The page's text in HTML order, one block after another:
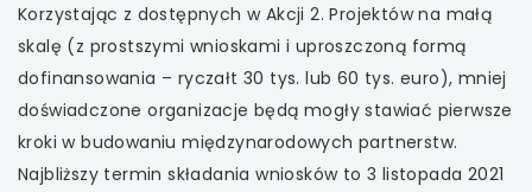
Korzystając z dostępnych w Akcji 2. Projektów na małą
skalę (z prostszymi wnioskami i uproszczoną formą
dofinansowania – ryczałt 30 tys. lub 60 tys. euro), mniej
doświadczone organizacje będą mogły stawiać pierwsze
kroki w budowaniu międzynarodowych partnerstw.
Najbliższy termin składania wniosków to 3 listopada 2021